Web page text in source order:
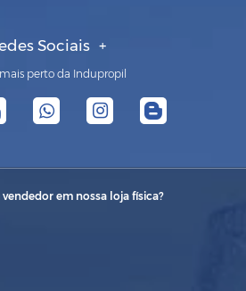
Sociais
perto da Indupropil
em nossa loja física?